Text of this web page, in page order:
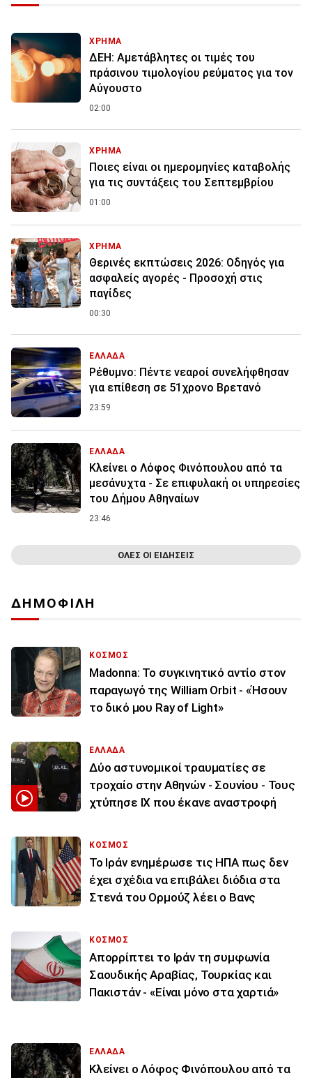
ΧΡΗΜΑ
ΔΕΗ: Αμετάβλητες οι τιμές του
πράσινου τιμολογίου ρεύματος για τον
Αύγουστο
02:00
ΧΡΗΜΑ
Ποιες είναι οι ημερομηνίες καταβολής
για τις συντάξεις του Σεπτεμβρίου
01:00
ΧΡΗΜΑ
Θερινές εκπτώσεις 2026: Οδηγός για
ασφαλείς αγορές - Προσοχή στις
παγίδες
00:30
ΕΛΛΑΔΑ
Ρέθυμνο: Πέντε νεαροί συνελήφθησαν
για επίθεση σε 51χρονο Βρετανό
23:59
ΕΛΛΑΔΑ
Κλείνει ο Λόφος Φινόπουλου από τα
μεσάνυχτα - Σε επιφυλακή οι υπηρεσίες
του Δήμου Αθηναίων
23:46
ΟΛΕΣ ΟΙ ΕΙΔΗΣΕΙΣ
ΔΗΜΟΦΙΛΗ
ΚΟΣΜΟΣ
Madonna: Το συγκινητικό αντίο στον
παραγωγό της William Orbit - «Ήσουν
το δικό μου Ray of Light»
ΕΛΛΑΔΑ
Δύο αστυνομικοί τραυματίες σε
τροχαίο στην Αθηνών - Σουνίου - Τους
χτύπησε ΙΧ που έκανε αναστροφή
ΚΟΣΜΟΣ
To Ιράν ενημέρωσε τις ΗΠΑ πως δεν
έχει σχέδια να επιβάλει διόδια στα
Στενά του Ορμούζ λέει ο Βανς
ΚΟΣΜΟΣ
Απορρίπτει το Ιράν τη συμφωνία
Σαουδικής Αραβίας, Τουρκίας και
Πακιστάν - «Είναι μόνο στα χαρτιά»
ΕΛΛΑΔΑ
Κλείνει ο Λόφος Φινόπουλου από τα